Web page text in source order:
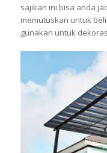
sajikan ini bisa anda
memutuskan untuk
gunakan untuk